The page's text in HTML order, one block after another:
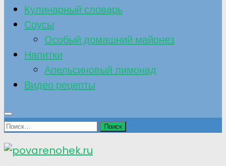
Кулинарный словарь
Соусы
Особый домашний майонез
Напитки
Апельсиновый лимонад
Видео рецепты
Найти: